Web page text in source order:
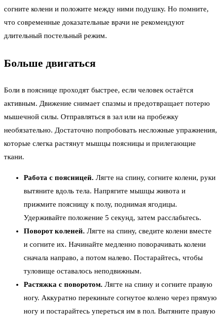
согните колени и положите между ними подушку. Но помните,
что современные доказательные врачи не рекомендуют
длительный постельный режим.
Больше двигаться
Боли в пояснице проходят быстрее, если человек остаётся
активным. Движение снимает спазмы и предотвращает потерю
мышечной силы. Отправляться в зал или на пробежку
необязательно. Достаточно попробовать несложные упражнения,
которые слегка растянут мышцы поясницы и прилегающие
ткани.
Работа с поясницей. Лягте на спину, согните колени, руки
вытяните вдоль тела. Напрягите мышцы живота и
прижмите поясницу к полу, поднимая ягодицы.
Удерживайте положение 5 секунд, затем расслабьтесь.
Поворот коленей. Лягте на спину, сведите колени вместе
и согните их. Начинайте медленно поворачивать колени
сначала направо, а потом налево. Постарайтесь, чтобы
туловище оставалось неподвижным.
Растяжка с поворотом. Лягте на спину и согните правую
ногу. Аккуратно перекиньте согнутое колено через прямую
ногу и постарайтесь упереться им в пол. Вытяните правую